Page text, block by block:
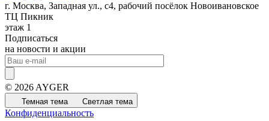
г. Москва, Западная ул., с4, рабочий посёлок Новоивановское
ТЦ Пикник
этаж 1
Подписаться
на новости и акции
© 2026 AYGER
Темная тема Светлая тема
Конфиденциальность